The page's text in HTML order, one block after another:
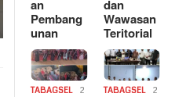
an
Pembang
unan
dan
Wawasan
Teritorial
TABAGSEL
2
TABAGSEL
2